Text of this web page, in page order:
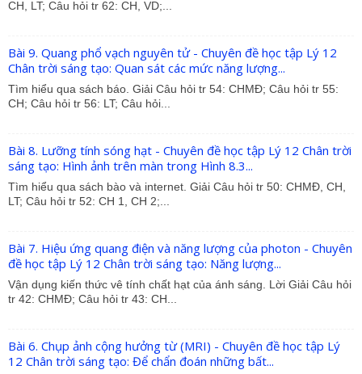
CH, LT; Câu hỏi tr 62: CH, VD;...
Bài 9. Quang phổ vạch nguyên tử - Chuyên đề học tập Lý 12
Chân trời sáng tạo: Quan sát các mức năng lượng...
Tìm hiểu qua sách báo. Giải Câu hỏi tr 54: CHMĐ; Câu hỏi tr 55:
CH; Câu hỏi tr 56: LT; Câu hỏi...
Bài 8. Lưỡng tính sóng hạt - Chuyên đề học tập Lý 12 Chân trời
sáng tạo: Hình ảnh trên màn trong Hình 8.3...
Tìm hiểu qua sách bào và internet. Giải Câu hỏi tr 50: CHMĐ, CH,
LT; Câu hỏi tr 52: CH 1, CH 2;...
Bài 7. Hiệu ứng quang điện và năng lượng của photon - Chuyên
đề học tập Lý 12 Chân trời sáng tạo: Năng lượng...
Vận dụng kiến thức vê tính chất hạt của ánh sáng. Lời Giải Câu hỏi
tr 42: CHMĐ; Câu hỏi tr 43: CH...
Bài 6. Chụp ảnh cộng hưởng từ (MRI) - Chuyên đề học tập Lý
12 Chân trời sáng tạo: Để chẩn đoán những bất...